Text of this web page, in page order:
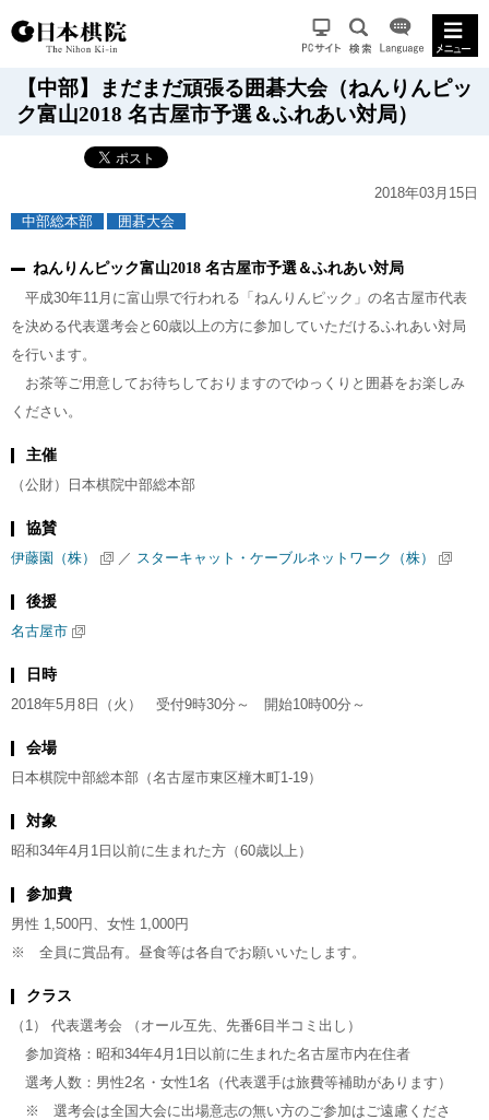
【中部】まだまだ頑張る囲碁大会（ねんりんピッ
ク富山2018 名古屋市予選＆ふれあい対局）
2018年03月15日
中部総本部
囲碁大会
ねんりんピック富山2018 名古屋市予選＆ふれあい対局
平成30年11月に富山県で行われる「ねんりんピック」の名古屋市代表
を決める代表選考会と60歳以上の方に参加していただけるふれあい対局
を行います。
お茶等ご用意してお待ちしておりますのでゆっくりと囲碁をお楽しみ
ください。
主催
（公財）日本棋院中部総本部
協賛
伊藤園（株）
／ スターキャット・ケーブルネットワーク（株）
後援
名古屋市
日時
2018年5月8日（火） 受付9時30分～ 開始10時00分～
会場
日本棋院中部総本部（名古屋市東区橦木町1-19）
対象
昭和34年4月1日以前に生まれた方（60歳以上）
参加費
男性 1,500円、女性 1,000円
※ 全員に賞品有。昼食等は各自でお願いいたします。
クラス
（1） 代表選考会 （オール互先、先番6目半コミ出し）
参加資格：昭和34年4月1日以前に生まれた名古屋市内在住者
選考人数：男性2名・女性1名（代表選手は旅費等補助があります）
※ 選考会は全国大会に出場意志の無い方のご参加はご遠慮くださ